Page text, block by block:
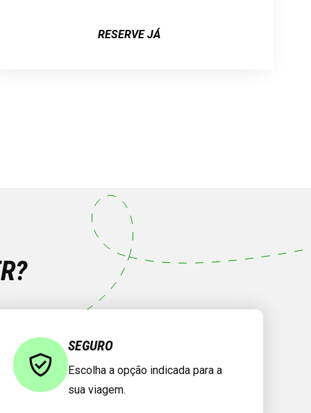
RESERVE JÁ
SEGURO
Escolha a opção indicada para a
sua viagem.